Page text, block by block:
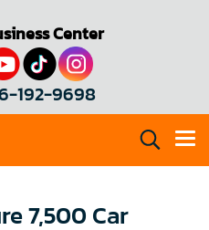
Center
192-9698
7,500 Car